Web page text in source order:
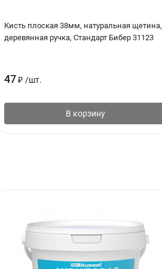
с бытовыми отходами
Кисть плоская 38мм, натуральная щетина,
деревянная ручка, Стандарт Бибер 31123
47 ₽ /шт.
В корзину